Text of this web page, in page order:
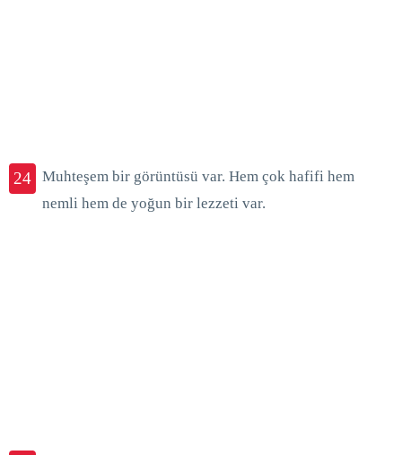
24
Muhteşem bir görüntüsü var. Hem çok hafifi hem
nemli hem de yoğun bir lezzeti var.